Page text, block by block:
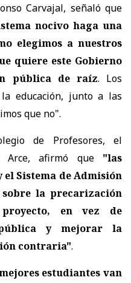
Carvajal, señaló que
nocivo haga una
elegimos a nuestros
quiere este Gobierno
pública de raíz. Los
educación, junto a las
que no".
de Profesores, el
Arce, afirmó que
"las
Sistema de Admisión
sobre la precarización
en vez de
y mejorar la
contraria".
estudiantes van